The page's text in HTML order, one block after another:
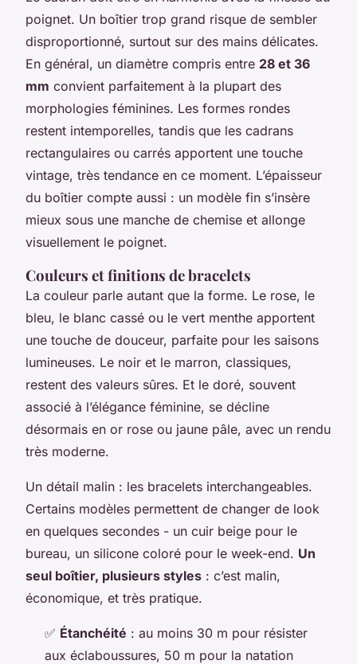
poignet. Un boîtier trop grand risque de sembler
disproportionné, surtout sur des mains délicates.
En général, un diamètre compris entre 28 et 36
mm convient parfaitement à la plupart des
morphologies féminines. Les formes rondes
restent intemporelles, tandis que les cadrans
rectangulaires ou carrés apportent une touche
vintage, très tendance en ce moment. L’épaisseur
du boîtier compte aussi : un modèle fin s’insère
mieux sous une manche de chemise et allonge
visuellement le poignet.
Couleurs et finitions de bracelets
La couleur parle autant que la forme. Le rose, le
bleu, le blanc cassé ou le vert menthe apportent
une touche de douceur, parfaite pour les saisons
lumineuses. Le noir et le marron, classiques,
restent des valeurs sûres. Et le doré, souvent
associé à l’élégance féminine, se décline
désormais en or rose ou jaune pâle, avec un rendu
très moderne.
Un détail malin : les bracelets interchangeables.
Certains modèles permettent de changer de look
en quelques secondes - un cuir beige pour le
bureau, un silicone coloré pour le week-end. Un
seul boîtier, plusieurs styles : c’est malin,
économique, et très pratique.
✅ Étanchéité : au moins 30 m pour résister
aux éclaboussures, 50 m pour la natation